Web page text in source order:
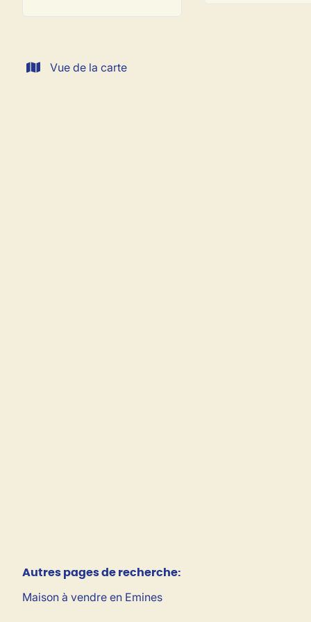
Vue de la carte
Autres pages de recherche:
Maison à vendre en Emines